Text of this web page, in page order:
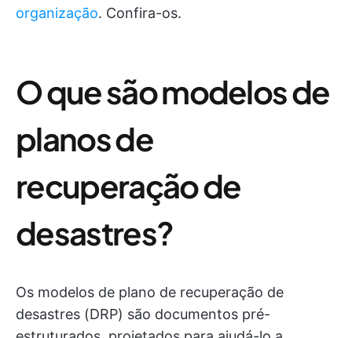
organização. Confira-os.
O que são modelos de
planos de
recuperação de
desastres?
Os modelos de plano de recuperação de
desastres (DRP) são documentos pré-